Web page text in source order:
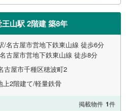
山駅 2階建 築8年
/名古屋市営地下鉄東山線 徒歩6分
古屋市営地下鉄東山線 徒歩8分
古屋市千種区穂波町2
上2階建て/軽量鉄骨
掲載物件 1件